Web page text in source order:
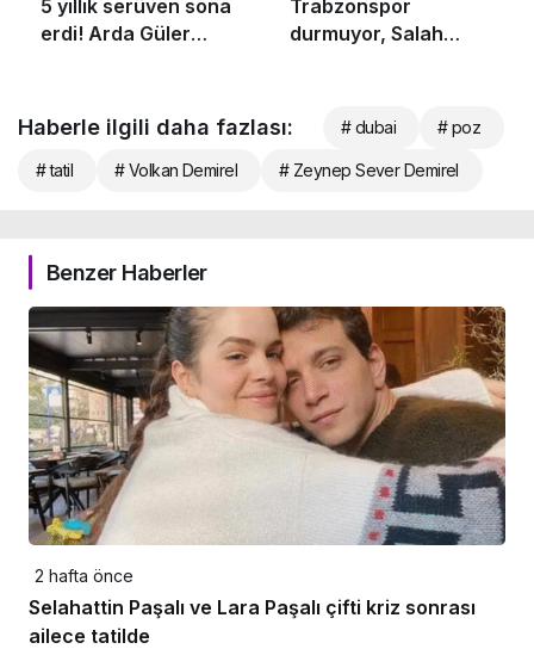
Haberle ilgili daha fazlası: # dubai # poz
# tatil # Volkan Demirel # Zeynep Sever Demirel
Benzer Haberler
2 hafta önce
Selahattin Paşalı ve Lara Paşalı çifti kriz sonrası
ailece tatilde